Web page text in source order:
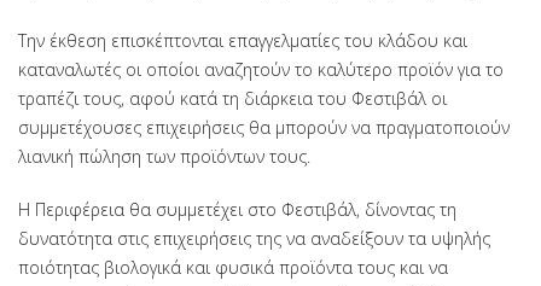
Την έκθεση επισκέπτονται επαγγελματίες του κλάδου και
καταναλωτές οι οποίοι αναζητούν το καλύτερο προϊόν για το
τραπέζι τους, αφού κατά τη διάρκεια του Φεστιβάλ οι
συμμετέχουσες επιχειρήσεις θα μπορούν να πραγματοποιούν
λιανική πώληση των προϊόντων τους.
Η Περιφέρεια θα συμμετέχει στο Φεστιβάλ, δίνοντας τη
δυνατότητα στις επιχειρήσεις της να αναδείξουν τα υψηλής
ποιότητας βιολογικά και φυσικά προϊόντα τους και να